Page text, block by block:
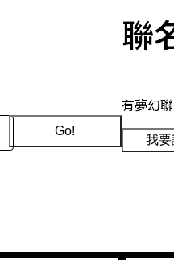
Go!
聯
有夢幻
我